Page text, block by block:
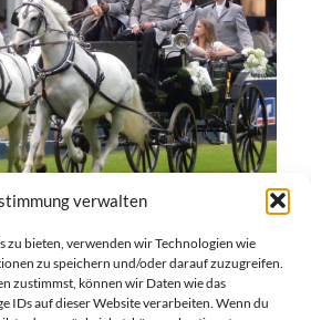
verwalten
zu bieten, verwenden wir Technologien wie
zu speichern und/oder darauf zuzugreifen.
zustimmst, können wir Daten wie das
IDs auf dieser Website verarbeiten. Wenn du